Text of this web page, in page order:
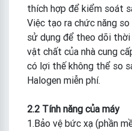
thích hợp để kiểm soát
Việc tạo ra chức năng
sử dụng để theo dõi
vật chất của nhà cung
có lợi thế không thể so
Halogen miễn phí.
2.2 Tính năng của máy
1.Bảo vệ bức xạ (phần